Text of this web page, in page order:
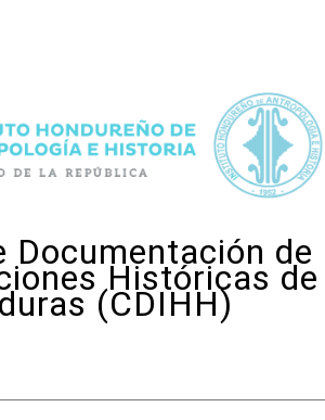
Documentación de
Históricas de
(CDIHH)